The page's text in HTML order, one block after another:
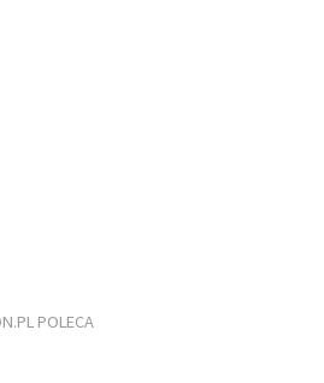
POLECA